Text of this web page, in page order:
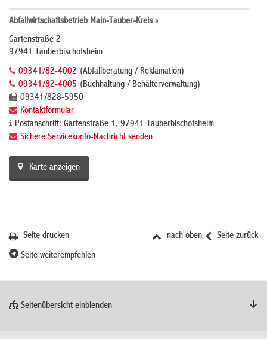
Abfallwirtschaftsbetrieb Main-Tauber-Kreis »
Gartenstraße 2
97941 Tauberbischofsheim
09341/82-4002 (Abfallberatung / Reklamation)
09341/82-4005 (Buchhaltung / Behälterverwaltung)
09341/828-5950
Kontaktformular
Postanschrift: Gartenstraße 1, 97941 Tauberbischofsheim
Sichere Servicekonto-Nachricht senden
Karte anzeigen
Seite zurück
nach oben
Seite drucken
Seite weiterempfehlen
Seitenübersicht einblenden